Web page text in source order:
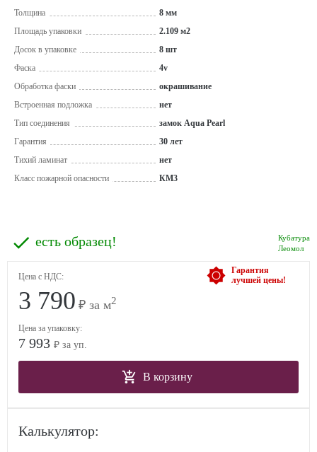
Толщина
8 мм
Площадь упаковки
2.109 м2
Досок в упаковке
8 шт
Фаска
4v
Обработка фаски
окрашивание
Встроенная подложка
нет
Тип соединения
замок Aqua Pearl
Гарантия
30 лет
Тихий ламинат
нет
Класс пожарной опасности
КМ3
Кубатура
Леомол
есть образец!
Гарантия
лучшей цены!
Цена с НДС:
3 790 ₽ за м2
Цена за упаковку:
7 993 ₽ за уп.
В корзину
Калькулятор: